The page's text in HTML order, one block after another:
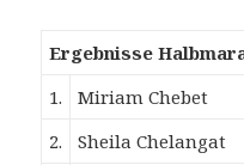
Ergebnisse
1.
Miriam Chebet
2.
Sheila Chelangat